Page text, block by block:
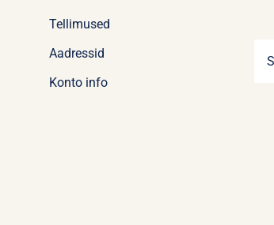
Tellimused
Aadressid
Konto info